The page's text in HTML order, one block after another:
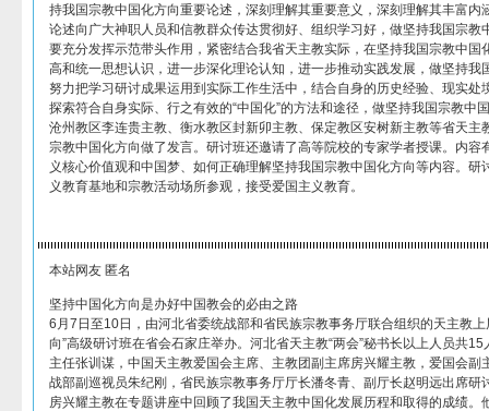
持我国宗教中国化方向重要论述，深刻理解其重要意义，深刻理解其丰富内
论述向广大神职人员和信教群众传达贯彻好、组织学习好，做坚持我国宗教
要充分发挥示范带头作用，紧密结合我省天主教实际，在坚持我国宗教中国
高和统一思想认识，进一步深化理论认知，进一步推动实践发展，做坚持我
努力把学习研讨成果运用到实际工作生活中，结合自身的历史经验、现实处
探索符合自身实际、行之有效的“中国化”的方法和途径，做坚持我国宗教中
沧州教区李连贵主教、衡水教区封新卯主教、保定教区安树新主教等省天主
宗教中国化方向做了发言。研讨班还邀请了高等院校的专家学者授课。内容
义核心价值观和中国梦、如何正确理解坚持我国宗教中国化方向等内容。研
义教育基地和宗教活动场所参观，接受爱国主义教育。
本站网友 匿名
坚持中国化方向是办好中国教会的必由之路
6月7日至10日，由河北省委统战部和省民族宗教事务厅联合组织的天主教
向”高级研讨班在省会石家庄举办。河北省天主教“两会”秘书长以上人员共
主任张训谋，中国天主教爱国会主席、主教团副主席房兴耀主教，爱国会副
战部副巡视员朱纪刚，省民族宗教事务厅厅长潘冬青、副厅长赵明远出席研
房兴耀主教在专题讲座中回顾了我国天主教中国化发展历程和取得的成绩。